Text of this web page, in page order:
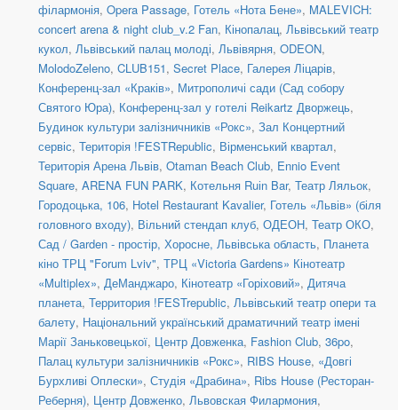
філармонія, Opera Passage, Готель «Нота Бене», MALEVICH:
concert arena & night club_v.2 Fan, Кінопалац, Львівський театр
кукол, Львівський палац молоді, Львівярня, ODEON,
MolodoZeleno, CLUB151, Secret Place, Галерея Ліцарів,
Конференц-зал «Краків», Митрополичі сади (Сад собору
Святого Юра), Конференц-зал у готелі Reikartz Дворжець,
Будинок культури залізничників «Рокс», Зал Концертний
сервіс, Територія !FESTRepublic, Вірменський квартал,
Територія Арена Львів, Otaman Beach Club, Ennio Event
Square, ARENA FUN PARK, Котельня Ruіn Bar, Театр Ляльок,
Городоцька, 106, Hotel Restaurant Kavalier, Готель «Львів» (біля
головного входу), Вільний стендап клуб, ОДЕОН, Театр ОКО,
Сад / Garden - простір, Хоросне, Львівська область, Планета
кіно ТРЦ "Forum Lviv", ТРЦ «Victoria Gardens» Кінотеатр
«Multiplex», ДеМанджаро, Кінотеатр «Горіховий», Дитяча
планета, Территория !FESTrepublic, Львівський театр опери та
балету, Національний український драматичний театр імені
Марії Заньковецької, Центр Довженка, Fashion Club, 36po,
Палац культури залізничників «Рокс», RIBS House, «Довгі
Бурхливі Оплески», Студія «Драбина», Ribs House (Ресторан-
Реберня), Центр Довженко, Львовская Филармония,